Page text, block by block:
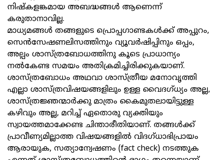
നിഷ്കളങ്കമായ അബദ്ധങ്ങൾ ആണെന്ന്
കരുതാനാവില്ല.
മാധ്യമങ്ങൾ തങ്ങളുടെ പ്രൊപ്പഗാണ്ടകൾക്ക് അപ്പുറം,
സെൻസേഷണലിസത്തിനും വ്യൂവർഷിപ്പിനും ഒപ്പം,
അല്പം ശാസ്ത്രബോധത്തിനു കൂടെ പ്രാധാന്യം
നൽകേണ്ട സമയം അതിക്രമിച്ചിരിക്കുകയാണ്.
ശാസ്ത്രബോധം അഥവാ ശാസ്ത്രീയ മനോവൃത്തി
എല്ലാ ശാസ്ത്രവിഷയങ്ങളിലും ഉള്ള വൈദഗ്ധ്യം അല്ല,
ശാസ്ത്രജ്ഞന്മാർക്കു മാത്രം കൈമുതലായിട്ടുള്ള
കഴിവും അല്ല, മറിച്ച് ഏതൊരു വ്യക്തിയും
സ്വായത്തമാക്കേണ്ട ചിന്താരീതിയാണ്. തങ്ങൾക്ക്
പ്രാവീണ്യമില്ലാത്ത വിഷയങ്ങളിൽ വിദഗ്ധാഭിപ്രായം
ആരായുക, സത്യാന്വേഷണം (fact check) നടത്തുക